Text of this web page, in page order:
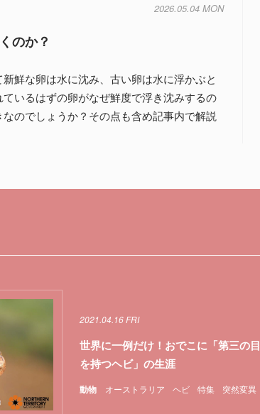
2026.05.04 MON
のか？
鮮な卵は水に沈み、古い卵は水に浮かぶと
いるはずの卵がなぜ鮮度で浮き沈みするの
のでしょうか？その点も含め記事内で解説
動物 オーストラリア ヘビ 特集 突然変異
2021.04.16 FRI
世界に一例だけ！おでこに「第三の目
を持つヘビ」の生涯